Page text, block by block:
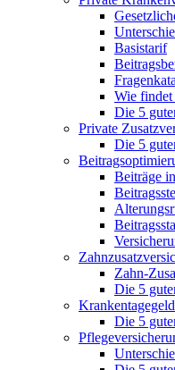
Basistarif
Wie findet
Die 5
Private
Die 5
Beiträge
Zahn-
Die 5
Krankentagegeld
Die 5